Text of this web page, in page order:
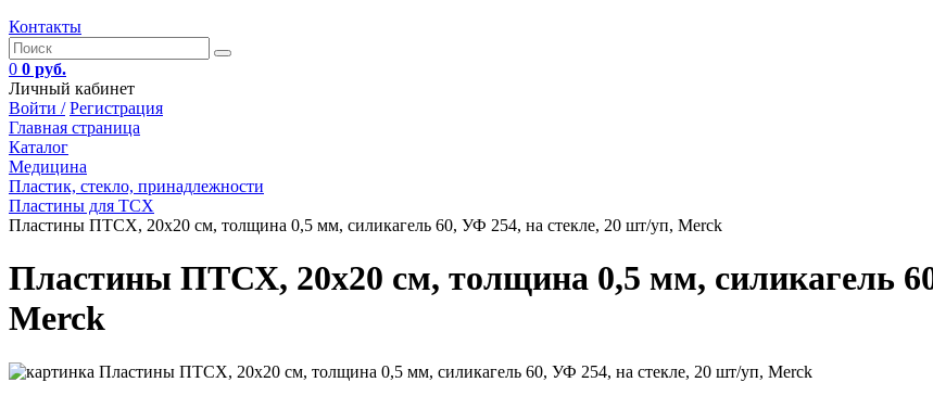
Контакты
0 0 руб.
Личный кабинет
Войти / Регистрация
Главная страница
Каталог
Медицина
Пластик, стекло, принадлежности
Пластины для ТСХ
Пластины ПТСХ, 20х20 см, толщина 0,5 мм, силикагель 60, УФ 254, на стекле, 20 шт/уп, Merck
Пластины ПТСХ, 20х20 см, толщина 0,5 мм, силикагель
Merck